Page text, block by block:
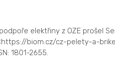
elektřiny z OZE prošel
biom.cz/cz-pelety-a-
1801-2655.